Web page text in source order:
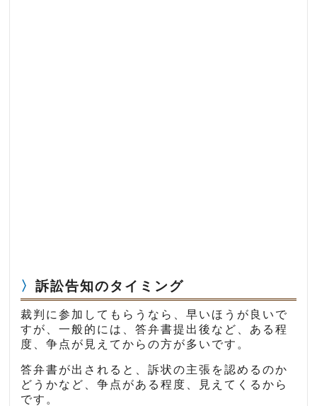
訴訟告知のタイミング
裁判に参加してもらうなら、早いほうが良いで
すが、一般的には、答弁書提出後など、ある程
度、争点が見えてからの方が多いです。
答弁書が出されると、訴状の主張を認めるのか
どうかなど、争点がある程度、見えてくるから
です。